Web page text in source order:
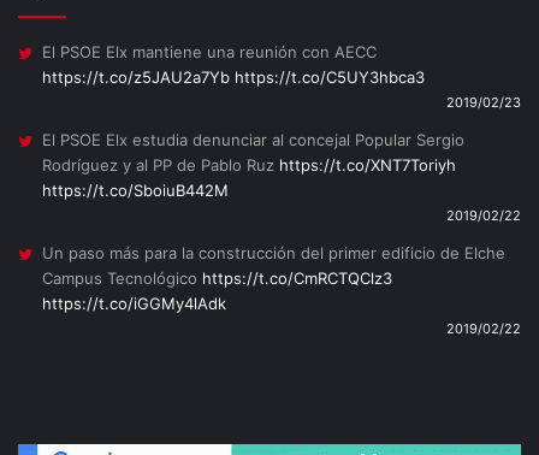
El PSOE Elx mantiene una reunión con AECC
https://t.co/z5JAU2a7Yb https://t.co/C5UY3hbca3
2019/02/23
El PSOE Elx estudia denunciar al concejal Popular Sergio
Rodríguez y al PP de Pablo Ruz https://t.co/XNT7Toriyh
https://t.co/SboiuB442M
2019/02/22
Un paso más para la construcción del primer edificio de Elche
Campus Tecnológico https://t.co/CmRCTQClz3
https://t.co/iGGMy4lAdk
2019/02/22